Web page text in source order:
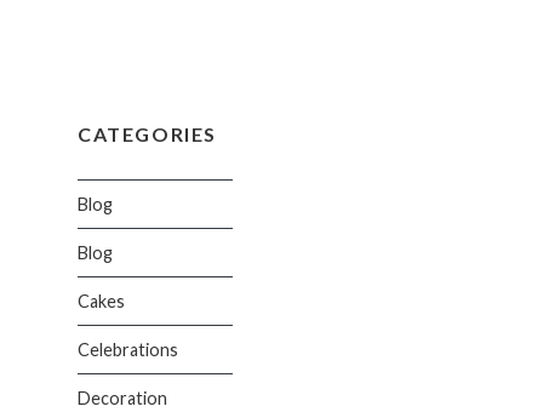
CATEGORIES
Blog
Blog
Cakes
Celebrations
Decoration